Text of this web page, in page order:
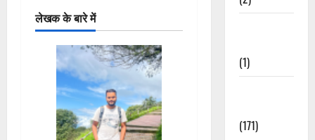
लेखक के बारे में
(1)
(171)